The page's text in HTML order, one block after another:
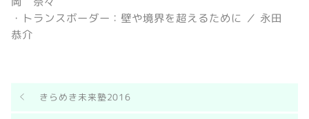
・トランスボーダー：壁や境界を超えるために ／ 永田
恭介
きらめき未来塾2016